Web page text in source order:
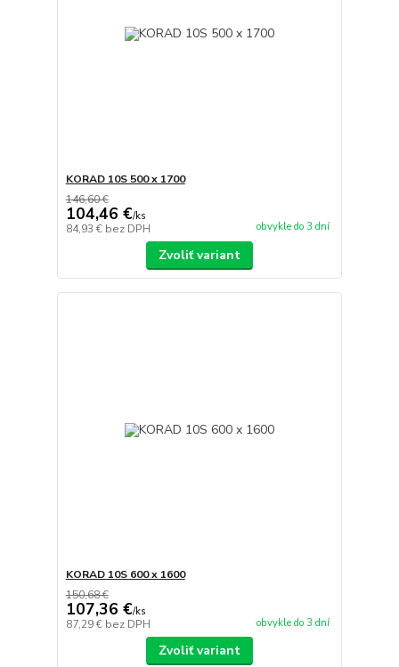
KORAD 10S 500 x 1700
146,60 €
104,46 €/ks
84,93 € bez DPH obvykle do 3 dní
Zvoliť variant
KORAD 10S 600 x 1600
150,68 €
107,36 €/ks
87,29 € bez DPH obvykle do 3 dní
Zvoliť variant